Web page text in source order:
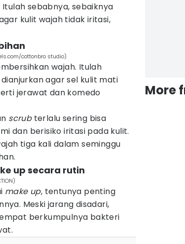
sebabnya, sebaiknya
kulit wajah tidak iritasi,
cottonbro studio)
wajah. Itulah
agar sel kulit mati
jerawat dan komedo
scrubterlalu sering bisa
dan berisiko iritasi pada kulit.
tiga kali dalam seminggu
up secara rutin
make up, tentunya penting
Meski jarang disadari,
berkumpulnya bakteri
More